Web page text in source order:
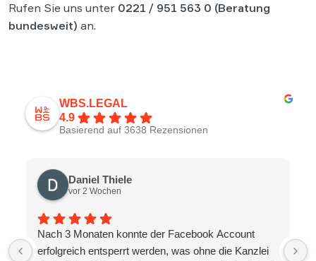
Rufen Sie uns unter 0221 / 951 563 0 (Beratung
bundesweit) an.
WBS.LEGAL
4.9
Basierend auf 3638 Rezensionen
Daniel Thiele
vor 2 Wochen
Nach 3 Monaten konnte der Facebook Account
erfolgreich entsperrt werden, was ohne die Kanzlei